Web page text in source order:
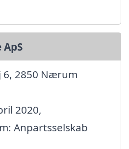
2850 Nærum
2020,
Anpartsselskab